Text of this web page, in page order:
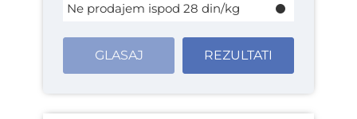
Ne prodajem ispod 28 din/kg
GLASAJ REZULTATI